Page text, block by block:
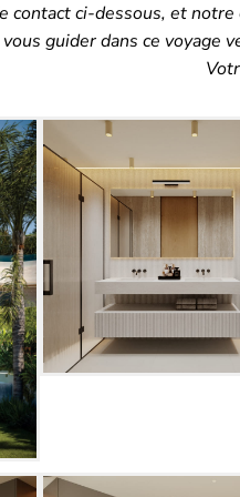
contact ci-dessous, et
guider dans ce